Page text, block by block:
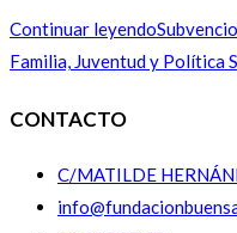
Continuar leyendo
Familia, Juventud y Política
CONTACTO
C/MATILDE